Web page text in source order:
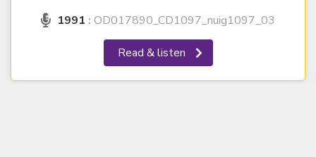
1991 : OD017890_CD1097_nuig1097_03
Read & listen